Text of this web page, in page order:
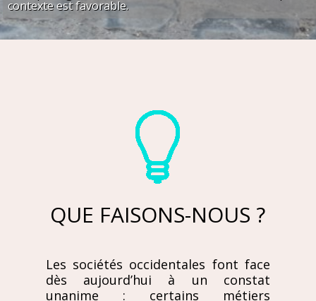
contexte est favorable.
QUE FAISONS-NOUS ?
Les sociétés occidentales font face
dès aujourd’hui à un constat
unanime : certains métiers